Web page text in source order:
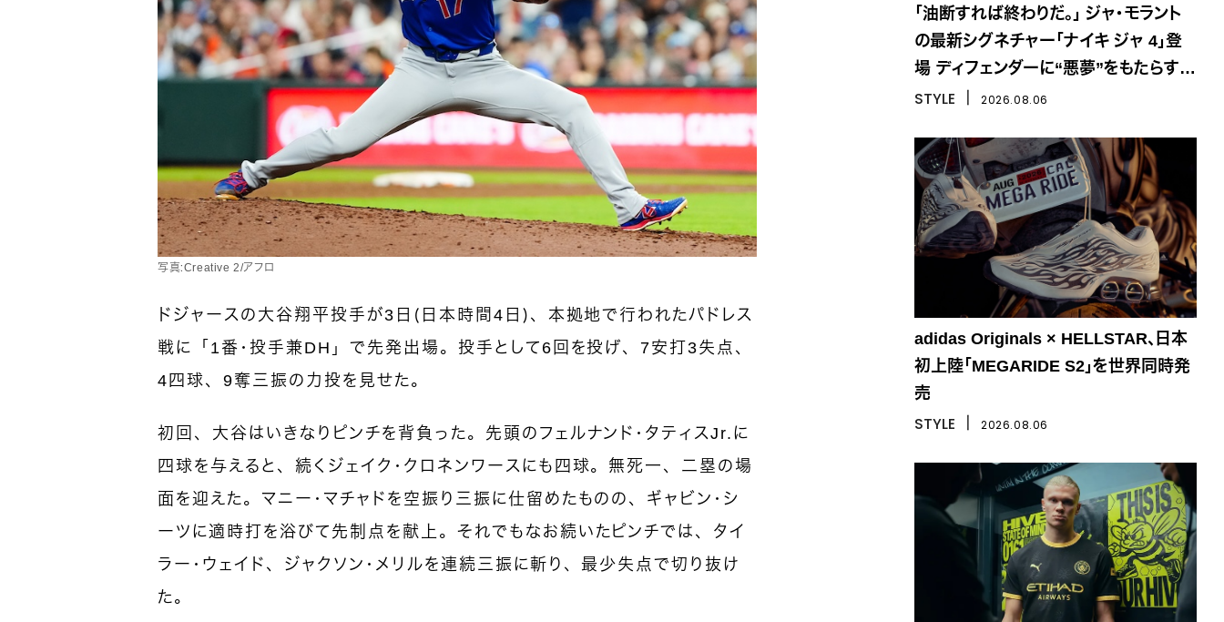
写真：Creative 2/アフロ
ドジャースの大谷翔平投手が3日（日本時間4日）、本拠地で行われたパドレス
戦に「1番・投手兼DH」で先発出場。投手として6回を投げ、7安打3失点、
4四球、9奪三振の力投を見せた。
初回、大谷はいきなりピンチを背負った。先頭のフェルナンド・タティスJr.に
四球を与えると、続くジェイク・クロネンワースにも四球。無死一、二塁の場
面を迎えた。マニー・マチャドを空振り三振に仕留めたものの、ギャビン・シ
ーツに適時打を浴びて先制点を献上。それでもなお続いたピンチでは、タイ
ラー・ウェイド、ジャクソン・メリルを連続三振に斬り、最少失点で切り抜け
た。
「油断すれば終わりだ。」 ジャ・モラント
の最新シグネチャー「ナイキ ジャ 4」登
場 ディフェンダーに“悪夢”をもたらす一
足
STYLE 2026.08.06
adidas Originals × HELLSTAR、日本
初上陸「MEGARIDE S2」を世界同時発
売
STYLE 2026.08.06